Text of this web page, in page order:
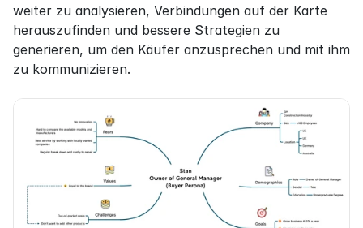
weiter zu analysieren, Verbindungen auf der Karte
herauszufinden und bessere Strategien zu
generieren, um den Käufer anzusprechen und mit ihm
zu kommunizieren.